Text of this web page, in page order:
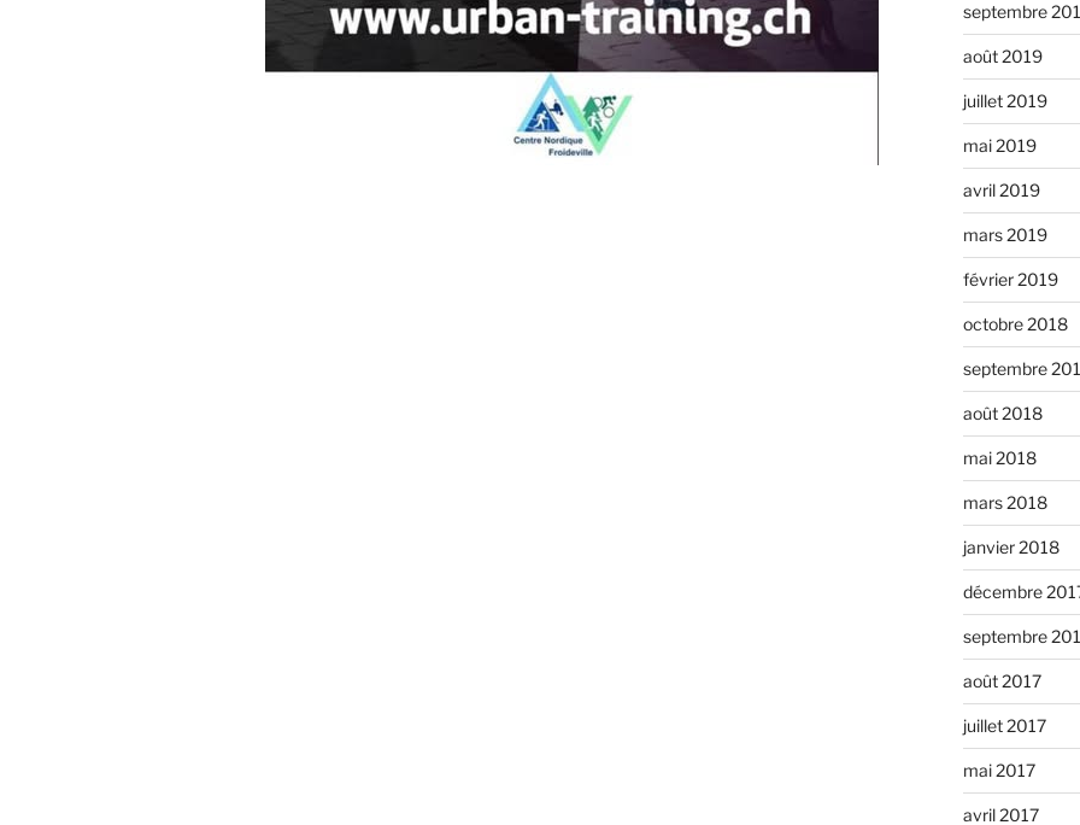
septembre
août 2019
juillet 2019
mai 2019
avril 2019
mars 2019
février 2019
octobre 2018
septembre
août 2018
mai 2018
mars 2018
janvier 2018
décembre
septembre
août 2017
juillet 2017
mai 2017
avril 2017